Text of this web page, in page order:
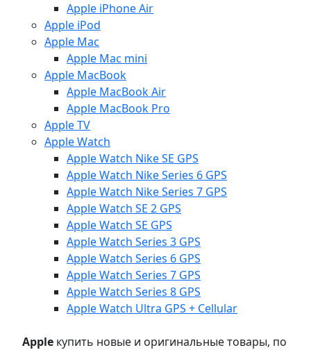
Apple iPhone Air
Apple iPod
Apple Mac
Apple Mac mini
Apple MacBook
Apple MacBook Air
Apple MacBook Pro
Apple TV
Apple Watch
Apple Watch Nike SE GPS
Apple Watch Nike Series 6 GPS
Apple Watch Nike Series 7 GPS
Apple Watch SE 2 GPS
Apple Watch SE GPS
Apple Watch Series 3 GPS
Apple Watch Series 6 GPS
Apple Watch Series 7 GPS
Apple Watch Series 8 GPS
Apple Watch Ultra GPS + Cellular
Apple купить новые и оригинальные товары, по